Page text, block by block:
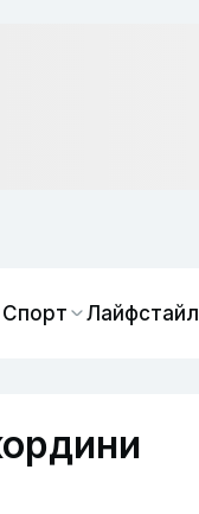
Спорт Лайфстайл